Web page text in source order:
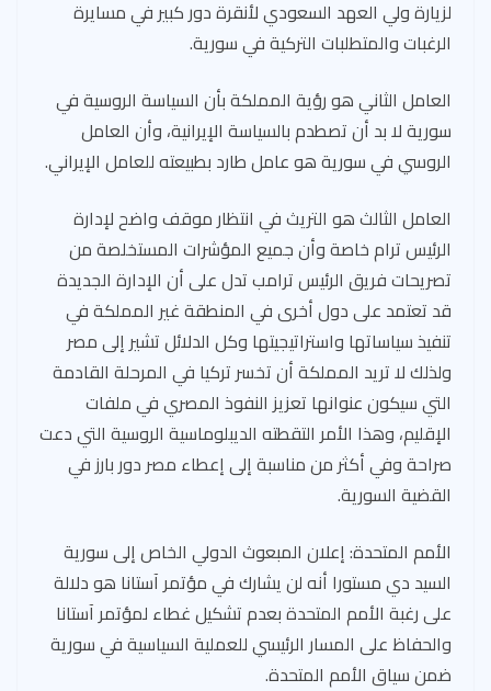
لزيارة ولي العهد السعودي لأنقرة دور كبير في مسايرة
الرغبات والمتطلبات التركية في سورية.
العامل الثاني هو رؤية المملكة بأن السياسة الروسية في
سورية لا بد أن تصطدم بالسياسة الإيرانية، وأن العامل
الروسي في سورية هو عامل طارد بطبيعته للعامل الإيراني.
العامل الثالث هو التريث في انتظار موقف واضح لإدارة
الرئيس ترام خاصة وأن جميع المؤشرات المستخلصة من
تصريحات فريق الرئيس ترامب تدل على أن الإدارة الجديدة
قد تعتمد على دول أخرى في المنطقة غير المملكة في
تنفيذ سياساتها واستراتيجيتها وكل الدلائل تشير إلى مصر
ولذلك لا تريد المملكة أن تخسر تركيا في المرحلة القادمة
التي سيكون عنوانها تعزيز النفوذ المصري في ملفات
الإقليم، وهذا الأمر التقطته الديبلوماسية الروسية التي دعت
صراحة وفي أكثر من مناسبة إلى إعطاء مصر دور بارز في
القضية السورية.
الأمم المتحدة: إعلان المبعوث الدولي الخاص إلى سورية
السيد دي مستورا أنه لن يشارك في مؤتمر آستانا هو دلالة
على رغبة الأمم المتحدة بعدم تشكيل غطاء لمؤتمر آستانا
والحفاظ على المسار الرئيسي للعملية السياسية في سورية
ضمن سياق الأمم المتحدة.